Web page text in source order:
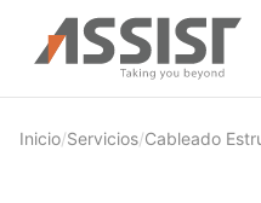
Ir al contenido principal
Inicio/Servicios/Cableado